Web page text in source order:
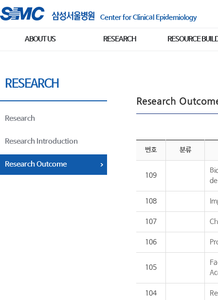
Center for Clinical Epidemiology
ABOUT US RESEARCH RESOURCE
RESEARCH
Research
Research Introduction
Research Outcome
Research
번호 분류
109
108
107
106
105
104